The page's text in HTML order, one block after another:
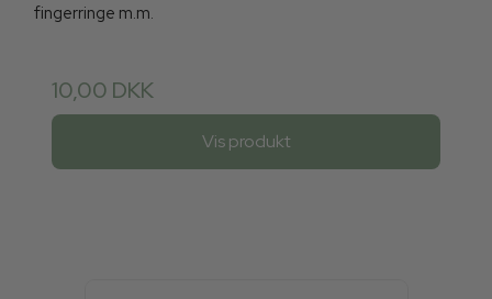
fingerringe m.m.
10,00 DKK
Vis produkt